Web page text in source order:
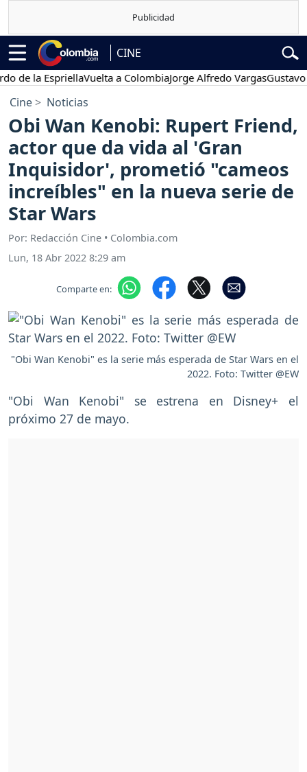
CINE
EspriellaVuelta a ColombiaJorge Alfredo VargasGustavo Petro
Cine Noticias
Obi Wan Kenobi: Rupert Friend,
actor que da vida al 'Gran
Inquisidor', prometió "cameos
increíbles" en la nueva serie de
Star Wars
Por: Redacción Cine • Colombia.com
Lun, 18 Abr 2022 8:29 am
Comparte en:
"Obi Wan Kenobi" es la serie más esperada de Star Wars en el
2022. Foto: Twitter @EW
"Obi Wan Kenobi" se estrena en Disney+ el
próximo 27 de mayo.